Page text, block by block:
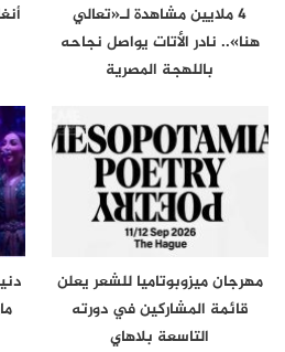
4 ملايين مشاهدة لـ«تعالي
هنا».. نادر الأتات يواصل نجاحه
باللهجة المصرية
مهرجان ميزوبوتاميا للشعر يعلن
قائمة المشاركين في دورته
التاسعة بلاهاي